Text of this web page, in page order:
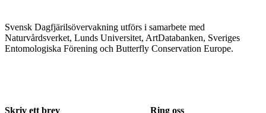
Svensk Dagfjärilsövervakning utförs i samarbete med
Naturvårdsverket, Lunds Universitet, ArtDatabanken, Sveriges
Entomologiska Förening och Butterfly Conservation Europe.
Skriv ett brev Ring oss